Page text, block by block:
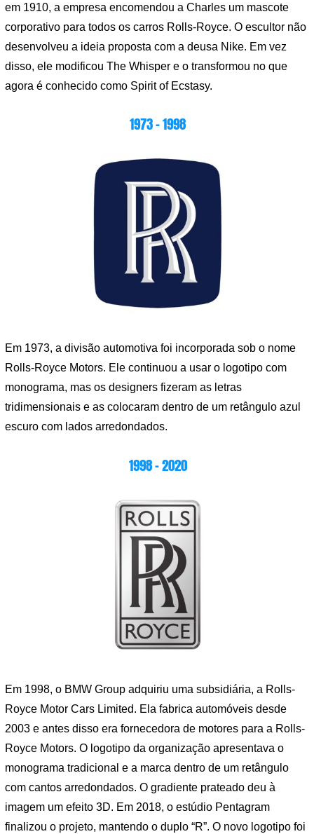
em 1910, a empresa encomendou a Charles um mascote
corporativo para todos os carros Rolls-Royce. O escultor não
desenvolveu a ideia proposta com a deusa Nike. Em vez
disso, ele modificou The Whisper e o transformou no que
agora é conhecido como Spirit of Ecstasy.
1973 – 1998
Em 1973, a divisão automotiva foi incorporada sob o nome
Rolls-Royce Motors. Ele continuou a usar o logotipo com
monograma, mas os designers fizeram as letras
tridimensionais e as colocaram dentro de um retângulo azul
escuro com lados arredondados.
1998 – 2020
Em 1998, o BMW Group adquiriu uma subsidiária, a Rolls-
Royce Motor Cars Limited. Ela fabrica automóveis desde
2003 e antes disso era fornecedora de motores para a Rolls-
Royce Motors. O logotipo da organização apresentava o
monograma tradicional e a marca dentro de um retângulo
com cantos arredondados. O gradiente prateado deu à
imagem um efeito 3D. Em 2018, o estúdio Pentagram
finalizou o projeto, mantendo o duplo “R”. O novo logotipo foi